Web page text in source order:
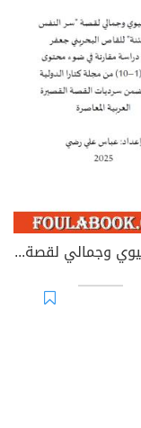
تحليل بنيوي وجمالي لقصة سر النفس المطمئنة للقاص البحريني جعفر الديري